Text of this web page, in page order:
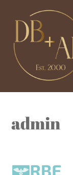
content
admin